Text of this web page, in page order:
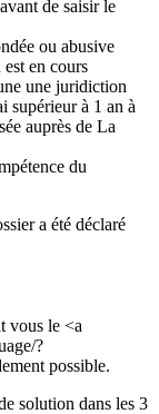
de saisir le
ou abusive
en cours
une juridiction
supérieur à 1 an à
auprès de La
du
a été déclaré
vous le <a
?
possible.
solution dans les 3